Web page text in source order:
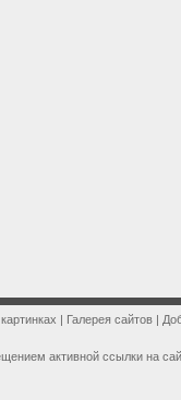
| Галерея сайтов |
активной ссылки на